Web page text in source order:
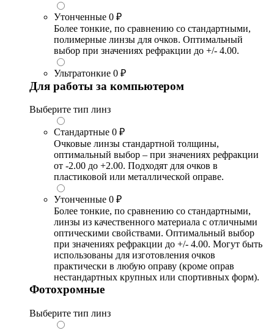
Утонченные 0 ₽
Более тонкие, по сравнению со стандартными,
полимерные линзы для очков. Оптимальный
выбор при значениях рефракции до +/- 4.00.
Ультратонкие 0 ₽
Для работы за компьютером
Выберите тип линз
Стандартные 0 ₽
Очковые линзы стандартной толщины,
оптимальный выбор – при значениях рефракции
от -2.00 до +2.00. Подходят для очков в
пластиковой или металлической оправе.
Утонченные 0 ₽
Более тонкие, по сравнению со стандартными,
линзы из качественного материала с отличными
оптическими свойствами. Оптимальный выбор
при значениях рефракции до +/- 4.00. Могут быть
использованы для изготовления очков
практически в любую оправу (кроме оправ
нестандартных крупных или спортивных форм).
Фотохромные
Выберите тип линз